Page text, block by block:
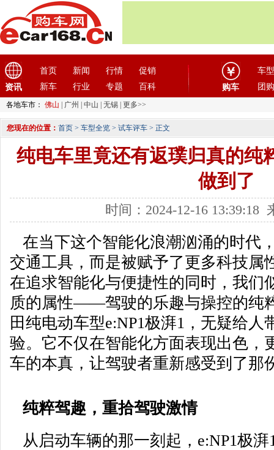
资讯
首页 新闻 行情
促销
新车
行业 专题 百科 购车
车型
团购
各地车市： 佛山 广州 中山 无锡 更多>>
您现在的位置： 首页 > 车型全览 > 试车评车 > 正文
纯电车里竟还有返璞归真的纯
做到了
时间：2024-12-16 13:39:18
在当下这个智能化浪潮汹涌的时代
交通工具，而是被赋予了更多科技属
在追求智能化与便捷性的同时，我们
质的属性——驾驶的乐趣与操控的纯
田纯电动车型e:NP1极湃1，无疑给
验。它不仅在智能化方面表现出色，
车的本真，让驾驶者重新感受到了那
纯粹驾趣，重拾驾驶激情
从启动车辆的那一刻起，e:NP1极